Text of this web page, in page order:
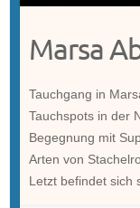
Marsa
Tauchgang in
Tauchspots in der
Begegnung mit
Arten von
Letzt befindet sich